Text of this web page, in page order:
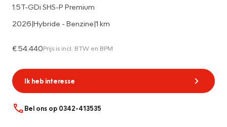
1.5T-GDi SHS-P Premium
2026|Hybride - Benzine|1 km
€ 54.440Prijs is incl. BTW en BPM
Ik heb interesse
Bel ons op 0342-413535